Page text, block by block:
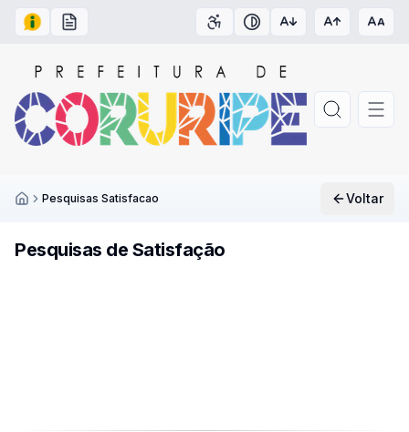
Acesso à Informação
Carta de Serviços Acessibilidade
Contraste
Pesquisas Satisfacao Voltar
Pesquisas de Satisfação